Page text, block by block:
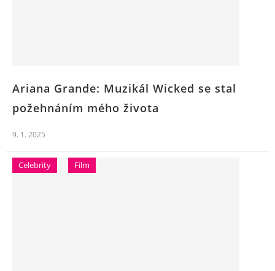
Ariana Grande: Muzikál Wicked se stal
požehnáním mého života
9. 1. 2025
Celebrity Film